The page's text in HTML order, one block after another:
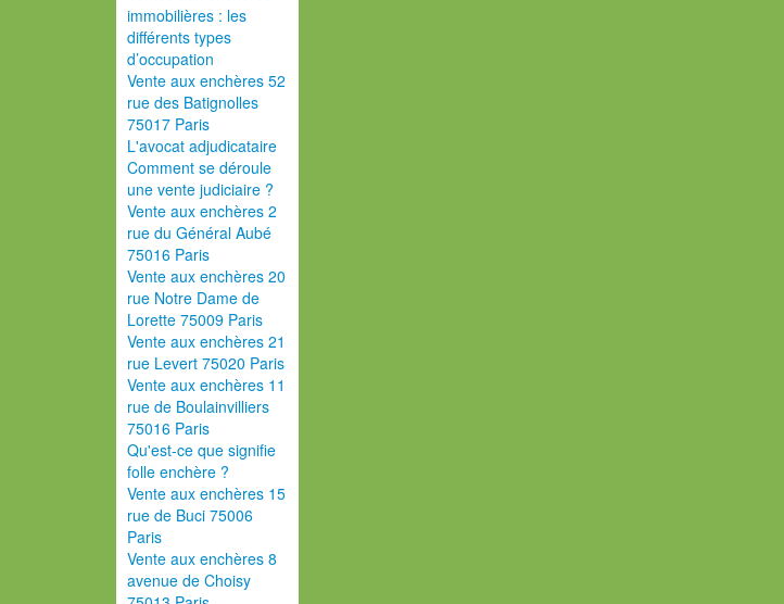
immobilières : les
différents types
d’occupation
Vente aux enchères 52
rue des Batignolles
75017 Paris
L'avocat adjudicataire
Comment se déroule
une vente judiciaire ?
Vente aux enchères 2
rue du Général Aubé
75016 Paris
Vente aux enchères 20
rue Notre Dame de
Lorette 75009 Paris
Vente aux enchères 21
rue Levert 75020 Paris
Vente aux enchères 11
rue de Boulainvilliers
75016 Paris
Qu'est-ce que signifie
folle enchère ?
Vente aux enchères 15
rue de Buci 75006
Paris
Vente aux enchères 8
avenue de Choisy